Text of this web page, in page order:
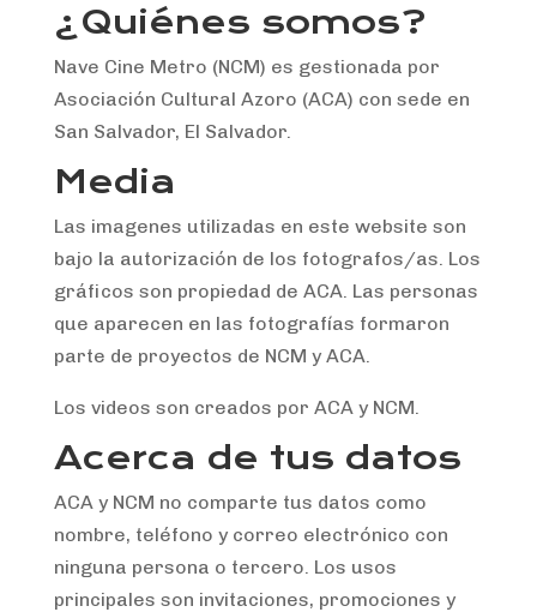
¿Quiénes somos?
Nave Cine Metro (NCM) es gestionada por
Asociación Cultural Azoro (ACA) con sede en
San Salvador, El Salvador.
Media
Las imagenes utilizadas en este website son
bajo la autorización de los fotografos/as. Los
gráficos son propiedad de ACA. Las personas
que aparecen en las fotografías formaron
parte de proyectos de NCM y ACA.
Los videos son creados por ACA y NCM.
Acerca de tus datos
ACA y NCM no comparte tus datos como
nombre, teléfono y correo electrónico con
ninguna persona o tercero. Los usos
principales son invitaciones, promociones y